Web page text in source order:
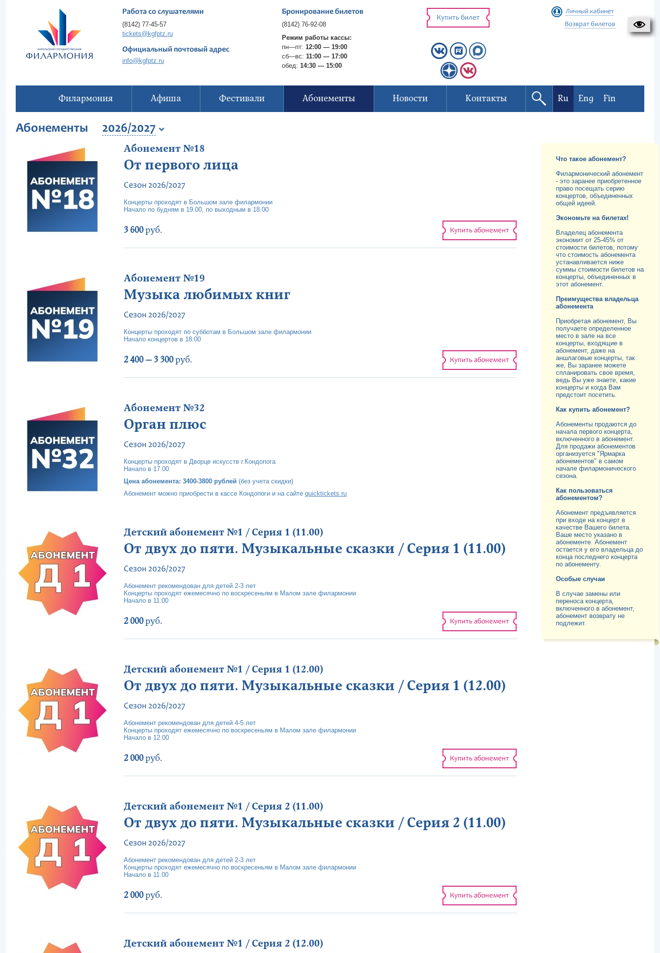
Работа со слушателями
(8142) 77-45-57
tickets@kgfptz.ru
Официальный почтовый адрес
info@kgfptz.ru
Бронирование билетов
(8142) 76-92-08
Режим работы кассы:
пн—пт: 12:00 — 19:00
сб—вс: 11:00 — 17:00
обед: 14:30 — 15:00
Купить билет
Личный кабинет
Возврат билетов
Филармония Афиша Фестивали Абонементы Новости Контакты Ru Eng Fin
Абонементы 2026/2027
Что такое абонемент?
Филармонический абонемент
- это заранее приобретенное
право посещать серию
концертов, объединенных
общей идеей.
Экономьте на билетах!
Владелец абонемента
экономит от 25-45% от
стоимости билетов, потому
что стоимость абонемента
устанавливается ниже
суммы стоимости билетов на
концерты, объединенных в
этот абонемент.
Преимущества владельца
абонемента
Приобретая абонемент, Вы
получаете определенное
место в зале на все
концерты, входящие в
абонемент, даже на
аншлаговые концерты, так
же, Вы заранее можете
спланировать свое время,
ведь Вы уже знаете, какие
концерты и когда Вам
предстоит посетить.
Как купить абонемент?
Абонементы продаются до
начала первого концерта,
включенного в абонемент.
Для продажи абонементов
организуется "Ярмарка
абонементов" в самом
начале филармонического
сезона.
Как пользоваться
абонементом?
Абонемент предъявляется
при входе на концерт в
качестве Вашего билета.
Ваше место указано в
абонементе. Абонемент
остается у его владельца до
конца последнего концерта
по абонементу.
Особые случаи
В случае замены или
переноса концерта,
включенного в абонемент,
абонемент возврату не
подлежит.
Абонемент №18
От первого лица
Сезон 2026/2027
Концерты проходят в Большом зале филармонии
Начало по будням в 19.00, по выходным в 18.00
3 600руб. Купить абонемент
Абонемент №19
Музыка любимых книг
Сезон 2026/2027
Концерты проходят по субботам в Большом зале филармонии
Начало концертов в 18:00
2 400 — 3 300руб. Купить абонемент
Абонемент №32
Орган плюс
Сезон 2026/2027
Концерты проходят в Дворце искусств г.Кондопога
Начало в 17.00
Цена абонемента: 3400-3800 рублей (без учета скидки)
Абонемент можно приобрести в кассе Кондопоги и на сайте quicktickets.ru
Детский абонемент №1 / Серия 1 (11.00)
От двух до пяти. Музыкальные сказки / Серия 1 (11.00)
Сезон 2026/2027
Абонемент рекомендован для детей 2-3 лет
Концерты проходят ежемесячно по воскресеньям в Малом зале филармонии
Начало в 11.00
2 000руб. Купить абонемент
Детский абонемент №1 / Серия 1 (12.00)
От двух до пяти. Музыкальные сказки / Серия 1 (12.00)
Сезон 2026/2027
Абонемент рекомендован для детей 4-5 лет
Концерты проходят ежемесячно по воскресеньям в Малом зале филармонии
Начало в 12.00
2 000руб. Купить абонемент
Детский абонемент №1 / Серия 2 (11.00)
От двух до пяти. Музыкальные сказки / Серия 2 (11.00)
Сезон 2026/2027
Абонемент рекомендован для детей 2-3 лет
Концерты проходят ежемесячно по воскресеньям в Малом зале филармонии
Начало в 11.00
2 000руб. Купить абонемент
Детский абонемент №1 / Серия 2 (12.00)